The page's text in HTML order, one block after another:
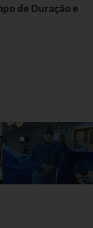
de Duração e